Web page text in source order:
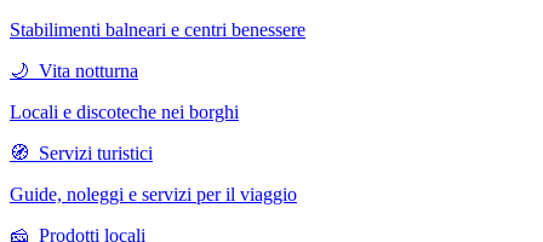
Stabilimenti balneari e centri benessere
🌙 Vita notturna
Locali e discoteche nei borghi
🧭 Servizi turistici
Guide, noleggi e servizi per il viaggio
🧀 Prodotti locali